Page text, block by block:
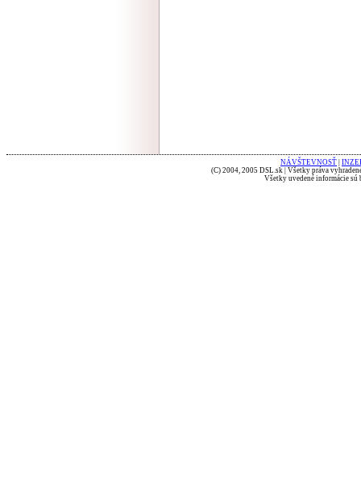
NÁVŠTEVNOSŤ
(C) 2004, 2005 DSL.sk | Všetky práva
Všetky uvedené informácie sú